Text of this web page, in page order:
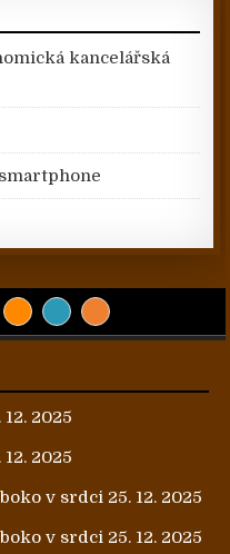
kancelářská
12. 2025
12. 2025
v srdci 25. 12. 2025
v srdci 25. 12. 2025